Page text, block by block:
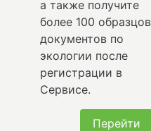
а также получите
более 100 образцов
документов по
экологии после
регистрации в
Сервисе.
Перейти